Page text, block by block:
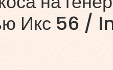
Икс 56 /